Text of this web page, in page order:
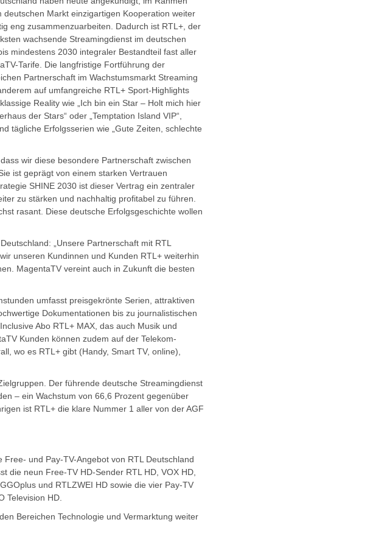
deutschen Markt einzigartigen Kooperation weiter
eng zusammenzuarbeiten. Dadurch ist RTL+, der
wachsende Streamingdienst im deutschen
mindestens 2030 integraler Bestandteil fast aller
Tarife. Die langfristige Fortführung der
Partnerschaft im Wachstumsmarkt Streaming
auf umfangreiche RTL+ Sport-Highlights
Reality wie „Ich bin ein Star – Holt mich hier
der Stars“ oder „Temptation Island VIP“,
tägliche Erfolgsserien wie „Gute Zeiten, schlechte
wir diese besondere Partnerschaft zwischen
ist geprägt von einem starken Vertrauen
SHINE 2030 ist dieser Vertrag ein zentraler
zu stärken und nachhaltig profitabel zu führen.
rasant. Diese deutsche Erfolgsgeschichte wollen
„Unsere Partnerschaft mit RTL
unseren Kundinnen und Kunden RTL+ weiterhin
MagentaTV vereint auch in Zukunft die besten
umfasst preisgekrönte Serien, attraktiven
Dokumentationen bis zu journalistischen
Abo RTL+ MAX, das auch Musik und
Kunden können zudem auf der Telekom-
wo es RTL+ gibt (Handy, Smart TV, online),
Der führende deutsche Streamingdienst
– ein Wachstum von 66,6 Prozent gegenüber
ist RTL+ die klare Nummer 1 aller von der AGF
und Pay-TV-Angebot von RTL Deutschland
die neun Free-TV HD-Sender RTL HD, VOX HD,
und RTLZWEI HD sowie die vier Pay-TV
Television HD.
Bereichen Technologie und Vermarktung weiter